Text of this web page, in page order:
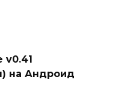
v0.41
на Андроид